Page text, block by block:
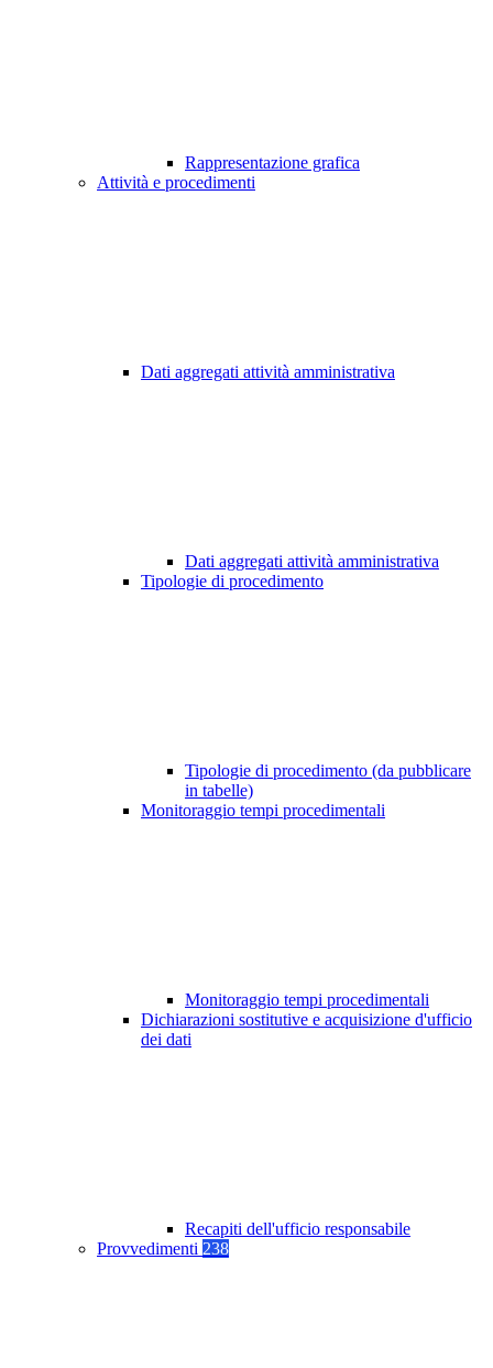
Rappresentazione grafica
Attività e procedimenti
Dati aggregati attività amministrativa
Dati aggregati attività amministrativa
Tipologie di procedimento
Tipologie di procedimento (da pubblicare
in tabelle)
Monitoraggio tempi procedimentali
Monitoraggio tempi procedimentali
Dichiarazioni sostitutive e acquisizione d'ufficio
dei dati
Recapiti dell'ufficio responsabile
Provvedimenti 238